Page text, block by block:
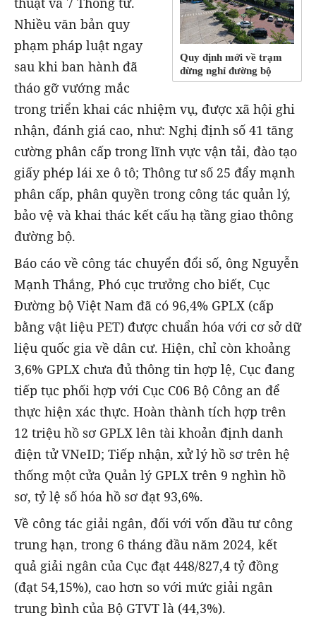
Quy định mới về trạm
dừng nghỉ đường bộ
Nhiều văn bản quy
phạm pháp luật ngay
sau khi ban hành đã
tháo gỡ vướng mắc
trong triển khai các nhiệm vụ, được xã hội ghi
nhận, đánh giá cao, như: Nghị định số 41 tăng
cường phân cấp trong lĩnh vực vận tải, đào tạo
giấy phép lái xe ô tô; Thông tư số 25 đẩy mạnh
phân cấp, phân quyền trong công tác quản lý,
bảo vệ và khai thác kết cấu hạ tầng giao thông
đường bộ.
Báo cáo về công tác chuyển đổi số, ông Nguyễn
Mạnh Thắng, Phó cục trưởng cho biết, Cục
Đường bộ Việt Nam đã có 96,4% GPLX (cấp
bằng vật liệu PET) được chuẩn hóa với cơ sở dữ
liệu quốc gia về dân cư. Hiện, chỉ còn khoảng
3,6% GPLX chưa đủ thông tin hợp lệ, Cục đang
tiếp tục phối hợp với Cục C06 Bộ Công an để
thực hiện xác thực. Hoàn thành tích hợp trên
12 triệu hồ sơ GPLX lên tài khoản định danh
điện tử VNeID; Tiếp nhận, xử lý hồ sơ trên hệ
thống một cửa Quản lý GPLX trên 9 nghìn hồ
sơ, tỷ lệ số hóa hồ sơ đạt 93,6%.
Về công tác giải ngân, đối với vốn đầu tư công
trung hạn, trong 6 tháng đầu năm 2024, kết
quả giải ngân của Cục đạt 448/827,4 tỷ đồng
(đạt 54,15%), cao hơn so với mức giải ngân
trung bình của Bộ GTVT là (44,3%).